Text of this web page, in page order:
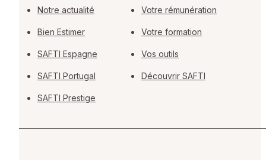
Notre actualité
Bien Estimer
SAFTI Espagne
SAFTI Portugal
SAFTI Prestige
Votre rémunération
Votre formation
Vos outils
Découvrir SAFTI